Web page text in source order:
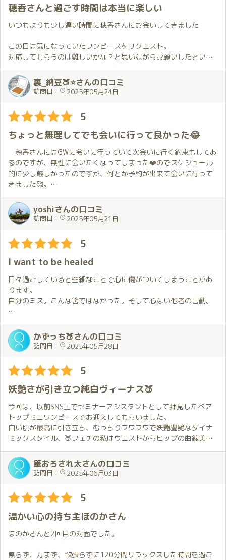
することしか出来ませんでした✨
一段落した後は、飲み会設定であることを思い出してお酒をごち
酔いの回りの早さが、今日の充実度を物語っていました。
翌日はもちろん筋肉痛😖
でも、ここまでがほのかちゃんとの逢瀬なのです💕
この痛みとともに翌日以降の２,３日過ごし、痛みが消えたら、次
に向けた準備開始。
もうじきその時期かな？
次も楽しみです💕
恋人気分に浸る事が出来ました💕。
この時間も凄く楽して、いつもよりチャレンジ回数が少なくな
ってしまいましたがかえって濃密なチャレンジだった気がしま
今回もあっという間の２時間で、お別れした後の楽しかった余
韻と一人になった寂しさを毎回感じてしまいます。
そしてまたほのかさんに会いたいと思ってしまうのでした。
穂香さんと過ごす時間は本当に楽しい
いつもよりも少し遅い時間に穂香さんにお会いしてきました
この日は気になっていたワンピースをリクエスト。
対応してもらうのは難しいかな？と思いながらお願いしたという
経緯もあって、希望通りの衣装で穂香さんが迎えてくれたのが嬉
しかったです。
ゆったりしたワンピースは街中で見かけたら無意識に視線を向け
てしまうような感じで予想以上に魅力的でした。
前回は普段と違うことをお願いしたので今回は王道的に進めても
らおうと考えながらお伺いしました。
そのため、お部屋に着いて軽くお話しした後は穂香さんにお任せ
することに。
普段通りとは言っても穂香さんはその時の衣装や体調によって対
応に変化をつけてくれます。
この日はゆったりとしたワンピースならではのちょっと変わった
感じも織り交ぜた進め方でとても楽しかったです。
最初の場所で…ということが何回か続いていたので早めに移動す
るようにしてくれました。
前回までのことも踏まえて色々と楽しんでもらおうとしているこ
とをお会いする度に感じています。
特別なお願いをしなくても私の好きなことに合わせてくれるので
穂香さんとの時間はいつも幸せな気持ちで満たされます。
この日はお伺いするまでに時間があったのでお渡ししたいと思っ
ていたものを準備することも出来ました。
少し遅い時間に毎回お会いすることが私の都合で難しいので良い
機会になりました。
階段でお別れするときまで優しく丁寧に対応してくれる穂香さん
は本当に素敵な方だと思います。
次回は6月ですが少し短い間隔でお会いすることになる予定です。
裏_納豆🍑⭐さんの口コミ
訪問日： 2025年05月24日
5
ちょっと無理してでも会いに行って良かった😂
穂香さんにはGWに会いに行っていて次会いに行く約束もしてあ
るのですが、無性に会いたくなってしまった❤️のでスケジュール
的に少し厳しかったのですが、何とか予約が出来て会いに行って
きました🥰。
今回の衣装は最初は別なものをと思っていたのですが、エック
スの投稿（ミューツー）を見てそちらをお願いしました😊。
お出迎えでその姿を見て投稿通りの正面姿にカッコ良い👍と思
ったのと同時に、投稿では見えなかった後ろ姿にちょっとドキッ
としちゃいました😍。
お部屋の中での穂香さんとの時間はちょっと恥ずかしいので書
きません。
今回も基本穂香さんにお任せだったのですが、いつも通り（以上
かも💕）のホスピタリティで快楽と癒しをいただきました😍。
毎回思いますが、今回もあっという間に時間が過ぎていってしま
いました😭。
お別れの時のハグとキスがとても切なく感じて、またすぐにで
も穂香さんに会いたいと思ったのでした😢。
お見送りの時振り返ると自分の姿が見えなくなるまで手を振っ
てくれているのを見て、愛おしい気持ちになってしまいました
💘。
一度穂香さんとお会いすればその素晴らしさに魅了される事請
け合いです🤩。
P.S.
今回いつも以上に穂香さんと過ごした時間の余韻に浸っていた
のか、帰路中にちょっとしたハプニングがありましたとさ…😦。
yoshiさんの口コミ
訪問日： 2025年05月21日
5
I want to be healed
日々過ごしていると些細なことで心に傷がついてしまうことがあ
ります。
自分のミス。こんな筈ではなかった。そして心ない他者の言動。
わたしにとって、そんな心の傷にいつもそっと寄り添ってくれる
のがあなたです。
わたしから心の傷について言葉にしてお伝えしたことはありませ
んが、恐らくこちらの雰囲気であなたにはわかるのでしょう。
お会いした後はいつもより少し上を向いて歩けます。
これまでありがとう。
そして、これからもよろしく。
かずっち🍑さんの口コミ
訪問日： 2025年05月28日
5
妖艶さが引き立つ純白ヴィーナス🍑
今回は、以前SNS上でセミナーアシスタントとして拝見したベア
トップミニワンピースでお迎えしてもらいました。
白い肌が最高に引き立ち、むっちりフワフワで妖艶豊艶なダイナ
ミックスタイル、🍑フェチの私はウエストからヒップの曲線美に
脳殺状態のまま、限られた時間いっぱいのおもてなしと心遣いを
感じる会話で最高の癒しを堪能しました。
筆職人を名乗る穂香さんですが、お会いすると不思議な元気と安
定感を貰える女神！
豪華な部屋での夢空間のサービスが忘れられず、現実に帰っても
頑張り、またお会いしたくなる素敵な方です。
筆おろされ太さんの口コミ
訪問日： 2025年06月03日
5
温かい心の持ち主ほのかさん
ほのかさんと2回目の対面でした。
焦らず、力まず、欲張らずに120分間リラックスした時間を過ご